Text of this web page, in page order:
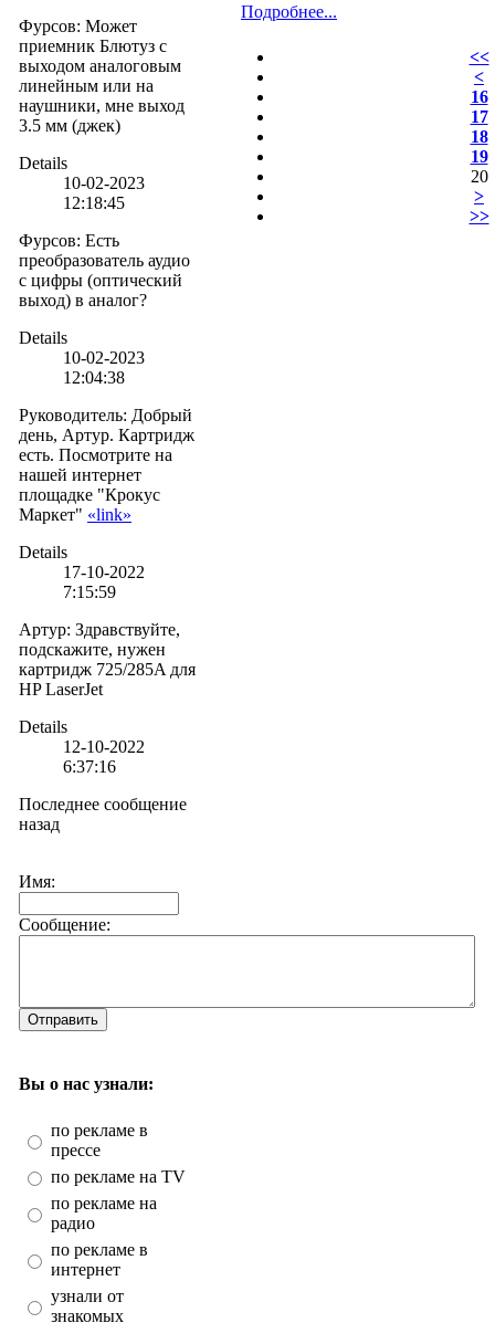
Фурсов: Может
приемник Блютуз с
выходом аналоговым
линейным или на
наушники, мне выход
3.5 мм (джек)
Details
10-02-2023
12:18:45
Фурсов: Есть
преобразователь аудио
с цифры (оптический
выход) в аналог?
Details
10-02-2023
12:04:38
Руководитель: Добрый
день, Артур. Картридж
есть. Посмотрите на
нашей интернет
площадке "Крокус
Маркет" «link»
Details
17-10-2022
7:15:59
Артур: Здравствуйте,
подскажите, нужен
картридж 725/285A для
HP LaserJet
Details
12-10-2022
6:37:16
Последнее сообщение
назад
Имя:
Сообщение:
Отправить
Вы о нас узнали:
по рекламе в
прессе
по рекламе на TV
по рекламе на
радио
по рекламе в
интернет
узнали от
знакомых
Подробнее...
<<
<
16
17
18
19
20
>
>>